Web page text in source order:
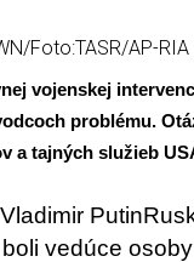
/Foto:TASR/AP-
vojenskej
problému.
a tajných služieb
Putin
vedúce